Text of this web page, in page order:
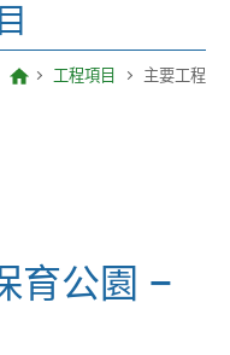
工程項目 主要工程
育公園 –